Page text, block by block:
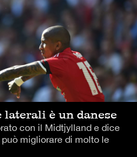
è un danese
con il Midtjylland e dice
migliorare di molto le